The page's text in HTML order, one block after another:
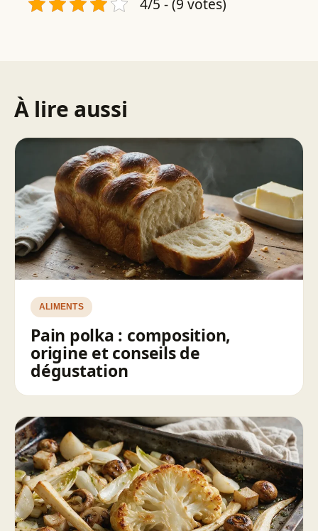
4/5 - (9 votes)
À lire aussi
ALIMENTS
Pain polka : composition,
origine et conseils de
dégustation